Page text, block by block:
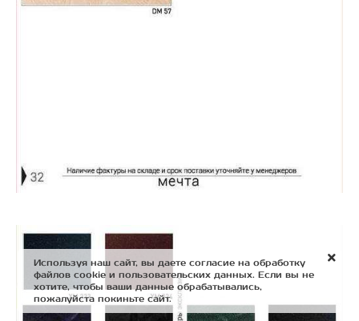
Используя наш сайт, вы даете согласие на обработку
файлов cookie и пользовательских данных. Если вы не
хотите, чтобы ваши данные обрабатывались,
пожалуйста покиньте сайт.